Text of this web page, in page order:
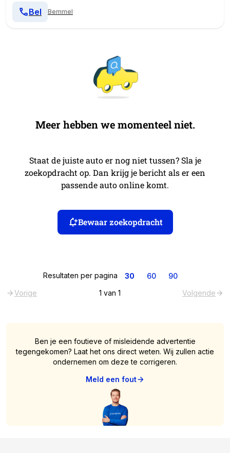
Bemmel
Bel
Meer hebben we momenteel niet.
Staat de juiste auto er nog niet tussen? Sla je
zoekopdracht op. Dan krijg je bericht als er een
passende auto online komt.
Bewaar zoekopdracht
Resultaten per pagina 30 60
90
Vorige
1 van 1 Volgende
Ben je een foutieve of misleidende advertentie
tegengekomen? Laat het ons direct weten. Wij zullen actie
ondernemen om deze te corrigeren.
Meld een fout